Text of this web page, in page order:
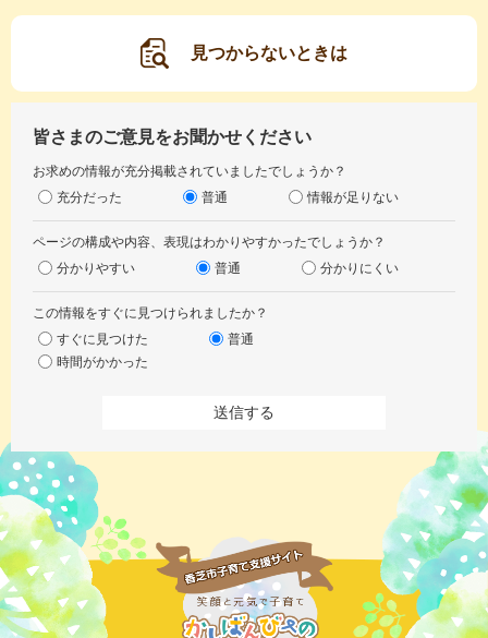
見つからないときは
皆さまのご意見をお聞かせください
お求めの情報が充分掲載されていましたでしょうか？
充分だった
普通 情報が足りない
ページの構成や内容、表現はわかりやすかったでしょうか？
分かりやすい
普通 分かりにくい
この情報をすぐに見つけられましたか？
すぐに見つけた
普通
時間がかかった